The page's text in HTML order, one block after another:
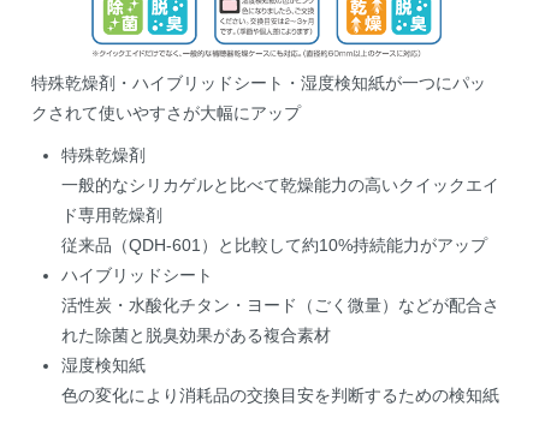
特殊乾燥剤・ハイブリッドシート・湿度検知紙が一つにパッ
クされて使いやすさが大幅にアップ
特殊乾燥剤
一般的なシリカゲルと比べて乾燥能力の高いクイックエイ
ド専用乾燥剤
従来品（QDH-601）と比較して約10%持続能力がアップ
ハイブリッドシート
活性炭・水酸化チタン・ヨード（ごく微量）などが配合さ
れた除菌と脱臭効果がある複合素材
湿度検知紙
色の変化により消耗品の交換目安を判断するための検知紙